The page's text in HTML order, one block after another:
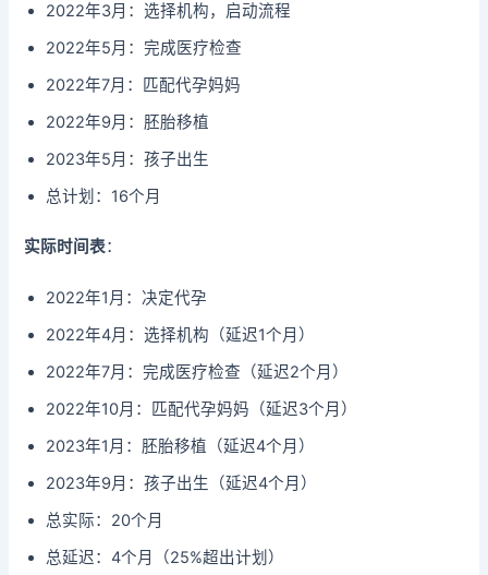
2022年3月：选择机构，启动流程
2022年5月：完成医疗检查
2022年7月：匹配代孕妈妈
2022年9月：胚胎移植
2023年5月：孩子出生
总计划：16个月
实际时间表：
2022年1月：决定代孕
2022年4月：选择机构（延迟1个月）
2022年7月：完成医疗检查（延迟2个月）
2022年10月：匹配代孕妈妈（延迟3个月）
2023年1月：胚胎移植（延迟4个月）
2023年9月：孩子出生（延迟4个月）
总实际：20个月
总延迟：4个月（25%超出计划）